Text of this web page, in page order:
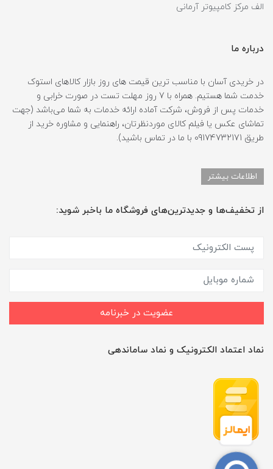
الف مرکز کامپیوتر آرمانی
درباره ما
در خریدی آسان با مناسب ترین قیمت های روز بازار کالاهای استوک
خدمت شما هستیم. همراه با 7 روز مهلت تست در صورت خرابی و
خدمات پس از فروش، شرکت آماده ارائه خدمات به شما می‌باشد (جهت
تماشای عکس یا فیلم کالای موردنظرتان، راهنمایی و مشاوره خرید از
طریق 09174732171 با ما در تماس باشید).
اطلاعات بیشتر
از تخفیف‌ها و جدیدترین‌های فروشگاه ما باخبر شوید:
عضویت در خبرنامه
نماد اعتماد الکترونیک و نماد ساماندهی